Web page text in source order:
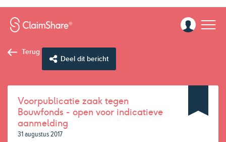
Terug
Deel dit bericht
Voorpublicatie zaak tegen
Bouwfonds - open voor indicatieve
aanmelding
31 augustus 2017